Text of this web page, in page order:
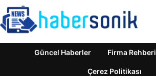
Güncel Haberler Firma Rehberi
Çerez Politikası